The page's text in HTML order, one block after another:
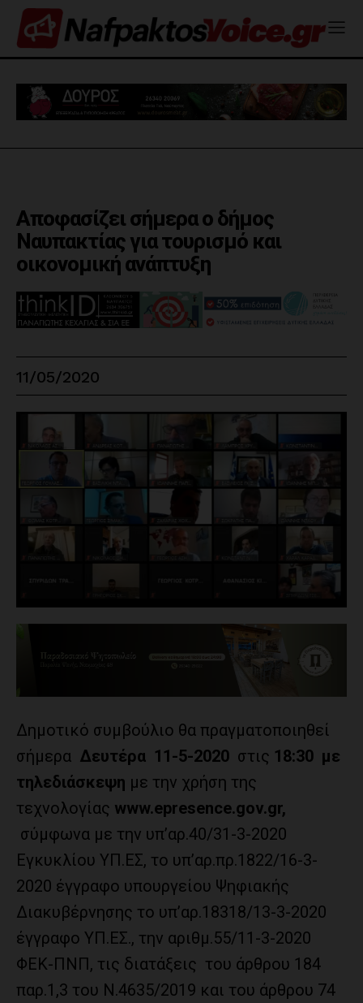
Αποφασίζει σήμερα ο δήμος
Ναυπακτίας για τουρισμό και
οικονομική ανάπτυξη
11/05/2020
Δημοτικό συμβούλιο θα πραγματοποιηθεί
σήμερα Δευτέρα 11-5-2020 στις 18:30 με
τηλεδιάσκεψη με την χρήση της
τεχνολογίας www.epresence.gov.gr,
σύμφωνα με την υπ’αρ.40/31-3-2020
Εγκυκλίου ΥΠ.ΕΣ, το υπ’αρ.πρ.1822/16-3-
2020 έγγραφο υπουργείου Ψηφιακής
Διακυβέρνησης το υπ’αρ.18318/13-3-2020
έγγραφο ΥΠ.ΕΣ., την αριθμ.55/11-3-2020
ΦΕΚ-ΠΝΠ, τις διατάξεις του άρθρου 184
παρ.1,3 του Ν.4635/2019 και του άρθρου 74